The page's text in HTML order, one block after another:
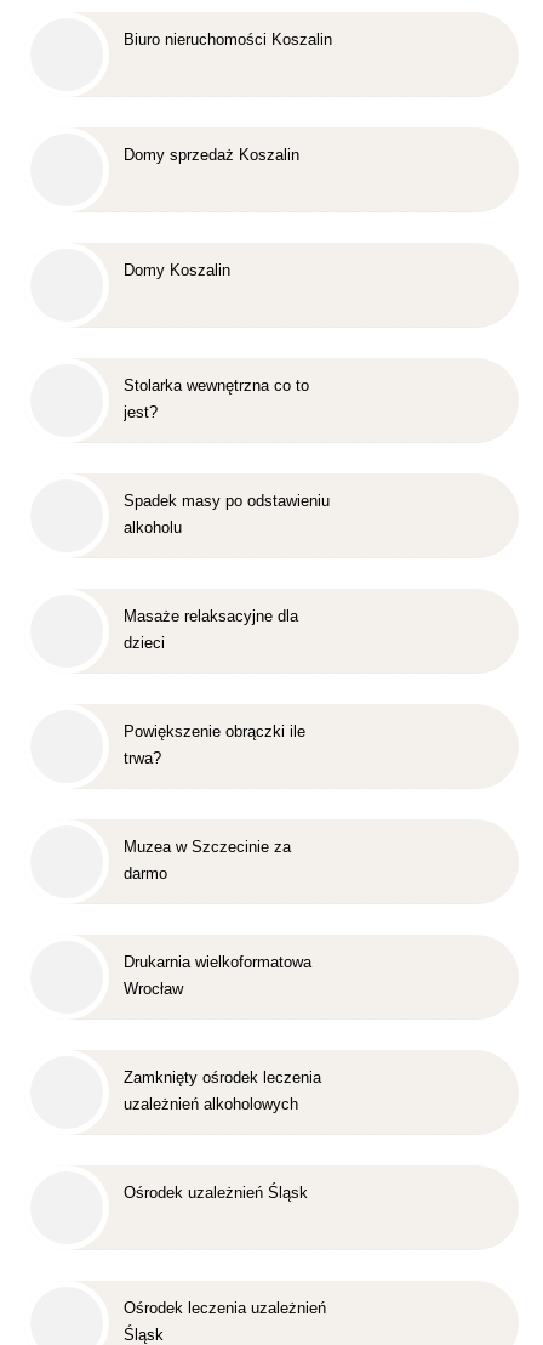
Biuro nieruchomości Koszalin
Domy sprzedaż Koszalin
Domy Koszalin
Stolarka wewnętrzna co to
jest?
Spadek masy po odstawieniu
alkoholu
Masaże relaksacyjne dla
dzieci
Powiększenie obrączki ile
trwa?
Muzea w Szczecinie za
darmo
Drukarnia wielkoformatowa
Wrocław
Zamknięty ośrodek leczenia
uzależnień alkoholowych
Ośrodek uzależnień Śląsk
Ośrodek leczenia uzależnień
Śląsk